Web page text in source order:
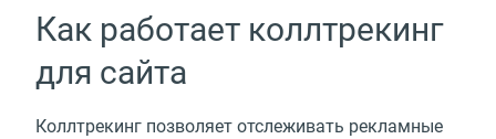
Как работает коллтрекинг
для сайта
Коллтрекинг позволяет отслеживать рекламные